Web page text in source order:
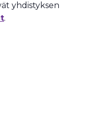
yhdistyksen
.